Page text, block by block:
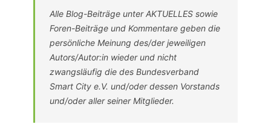
Alle Blog-Beiträge unter AKTUELLES sowie
Foren-Beiträge und Kommentare geben die
persönliche Meinung des/der jeweiligen
Autors/Autor:in wieder und nicht
zwangsläufig die des Bundesverband
Smart City e.V. und/oder dessen Vorstands
und/oder aller seiner Mitglieder.